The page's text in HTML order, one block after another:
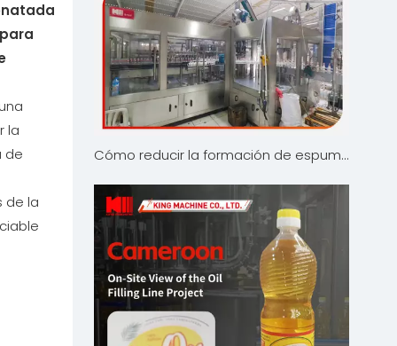
la
de
de la
Cómo reducir la formación de espuma durante el llenado de refrescos carbonatados